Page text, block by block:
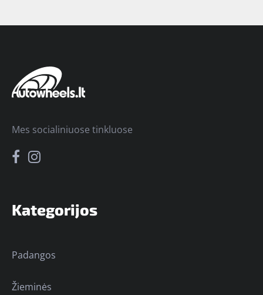
Kategorijos
Padangos
Žieminės
Mes socialiniuose tinkluose